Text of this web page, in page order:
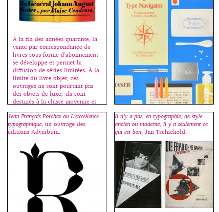
d’offres lancé auprès de
professionnels (29 dossiers et 3
retenus). […]
À la fin des années quarante, la
vente par correspondance de
livres sous forme d’abonnement
se développe et permet la
diffusion de séries limitées. À la
limite du livre objet, ces
ouvrages ne sont pourtant pas
des objets de luxe; ils sont
destinés à la classe moyenne et
les voient […]
C’est avec cet ouvrage que
j’inaugure ma rubrique “des
livres”. Il n’est pas dans mon
intention de chroniquer toutes
les sorties en relation avec la
typographie, mais seulement les
indispensables, les nécessaires.
Moi-même, j’achète assez peu de
livres sur le sujet ; si beaucoup
Jean François Porchez ou L’excellence
typographique, un ouvrage des
éditions Adverbum.
Il n’y a pas, en typographie, de style
ancien ou moderne, il y a seulement ce
qui est bon. Jan Tschichold.